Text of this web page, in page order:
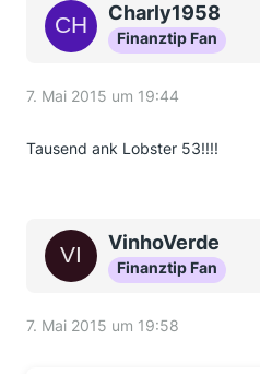
Charly1958
Finanztip Fan
7. Mai 2015 um 19:44
Tausend ank Lobster 53!!!!
VinhoVerde
Finanztip Fan
7. Mai 2015 um 19:58